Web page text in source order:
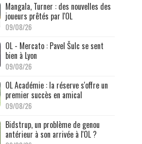
Mangala, Turner : des nouvelles des
joueurs prêtés par l'OL
09/08/26
OL - Mercato : Pavel Šulc se sent
bien à Lyon
09/08/26
OL Académie : la réserve s'offre un
premier succès en amical
09/08/26
Bidstrup, un problème de genou
antérieur à son arrivée à l'OL ?